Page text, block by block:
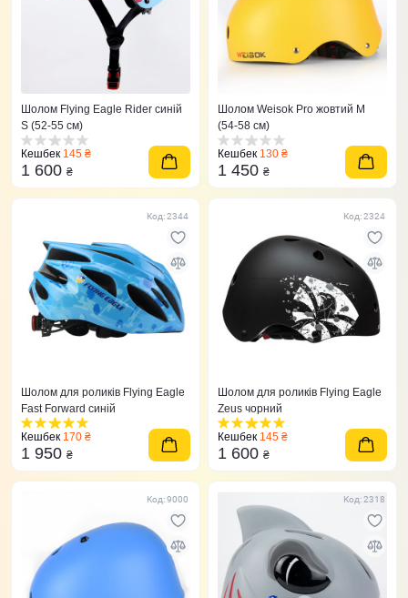
Шолом Flying Eagle Rider синій
S (52-55 cм)
Кешбек 145 ₴
1 600 ₴
Шолом Weisok Pro жовтий M
(54-58 см)
Кешбек 130 ₴
1 450 ₴
Код: 2344
Шолом для роликів Flying Eagle
Fast Forward синій
Кешбек 170 ₴
1 950 ₴
Код: 2324
Шолом для роликів Flying Eagle
Zeus чорний
Кешбек 145 ₴
1 600 ₴
Код: 9000 Код: 2318